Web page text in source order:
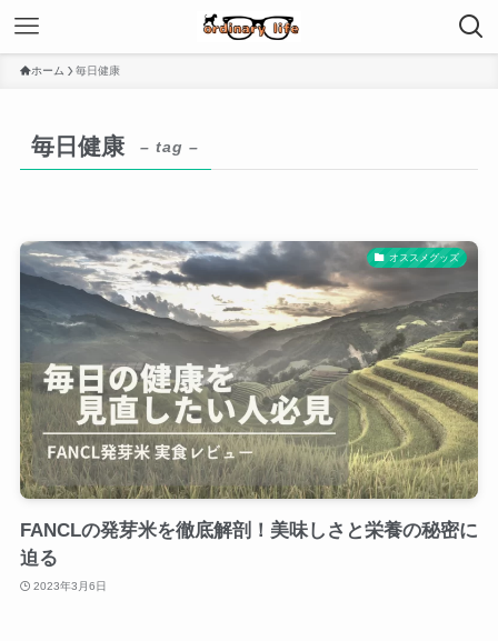
ホーム 毎日健康
毎日健康 – tag –
オススメグッズ
FANCLの発芽米を徹底解剖！美味しさと栄養の秘密に
迫る
2023年3月6日